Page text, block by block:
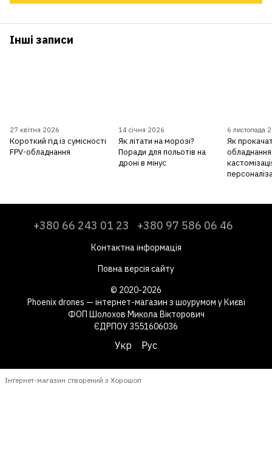
Інші записи
27 квітня 2026
Короткий гід із сумісності
FPV-обладнання
14 січня 2026
Як літати на морозі?
Поради для польотів на
дроні в мінус
6 листопада
Як
+380 66 243 01 23 +380 97 586 06 46
Контактна інформація
Повна версія сайту
© 2020-2026
Phoenix drones — інтернет-магазин з шоурумом у Києві
ФОП Шолохов Микола Вікторович
ЄДРПОУ 3551606036
Укр Рус
Інтернет-магазин створений з Хорошоп